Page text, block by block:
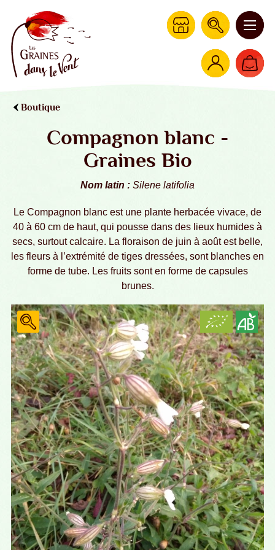
Boutique
Compagnon blanc -
Graines Bio
Nom latin : Silene latifolia
Le Compagnon blanc est une plante herbacée vivace, de
40 à 60 cm de haut, qui pousse dans des lieux humides à
secs, surtout calcaire. La floraison de juin à août est belle,
les fleurs à l’extrémité de tiges dressées, sont blanches en
forme de tube. Les fruits sont en forme de capsules
brunes.